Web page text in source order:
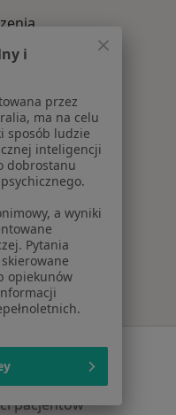
pacjentów
i
przez
ma na celu
sposób ludzie
inteligencji
dobrostanu
a wyniki
Pytania
opiekunów